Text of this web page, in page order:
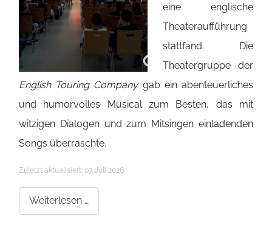
eine englische
Theateraufführung
stattfand. Die
Theatergruppe der
English Touring Companygab ein abenteuerliches
und humorvolles Musical zum Besten, das mit
witzigen Dialogen und zum Mitsingen einladenden
Songs überraschte.
Details
Zuletzt aktualisiert: 07. Juli 2026
Weiterlesen …